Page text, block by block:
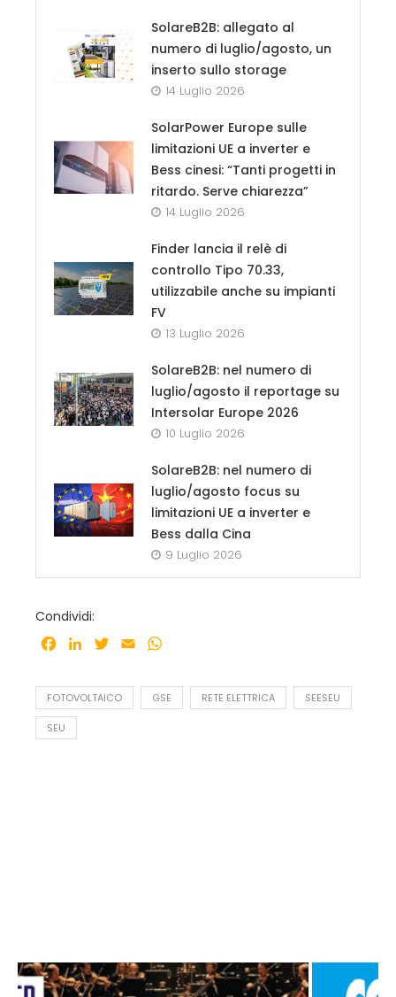
SolareB2B: allegato al
numero di luglio/agosto, un
inserto sullo storage
14 Luglio 2026
SolarPower Europe sulle
limitazioni UE a inverter e
Bess cinesi: “Tanti progetti in
ritardo. Serve chiarezza”
14 Luglio 2026
Finder lancia il relè di
controllo Tipo 70.33,
utilizzabile anche su impianti
FV
13 Luglio 2026
SolareB2B: nel numero di
luglio/agosto il reportage su
Intersolar Europe 2026
10 Luglio 2026
SolareB2B: nel numero di
luglio/agosto focus su
limitazioni UE a inverter e
Bess dalla Cina
9 Luglio 2026
Condividi:
Facebook
LinkedInTwitter
Email
FOTOVOLTAICO GSE RETE ELETTRICA SEESEU
SEU